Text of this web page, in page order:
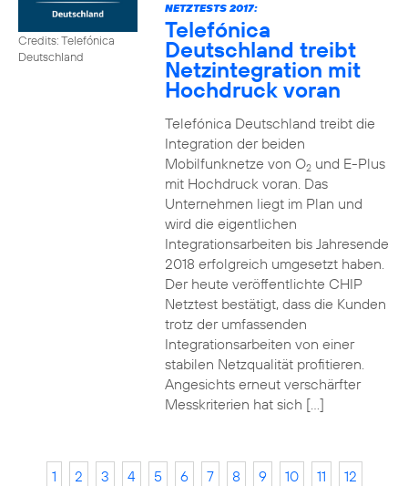
Credits: Telefónica
Deutschland
NETZTESTS 2017:
Telefónica
Deutschland treibt
Netzintegration mit
Hochdruck voran
Telefónica Deutschland treibt die
Integration der beiden
Mobilfunknetze von O2und E-Plus
mit Hochdruck voran. Das
Unternehmen liegt im Plan und
wird die eigentlichen
Integrationsarbeiten bis Jahresende
2018 erfolgreich umgesetzt haben.
Der heute veröffentlichte CHIP
Netztest bestätigt, dass die Kunden
trotz der umfassenden
Integrationsarbeiten von einer
stabilen Netzqualität profitieren.
Angesichts erneut verschärfter
Messkriterien hat sich […]
1 2 3 4 5 6 7 8 9 10 11
12